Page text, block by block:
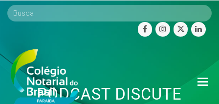
facebookinstagram
twitter
PODCAST DISCUTE